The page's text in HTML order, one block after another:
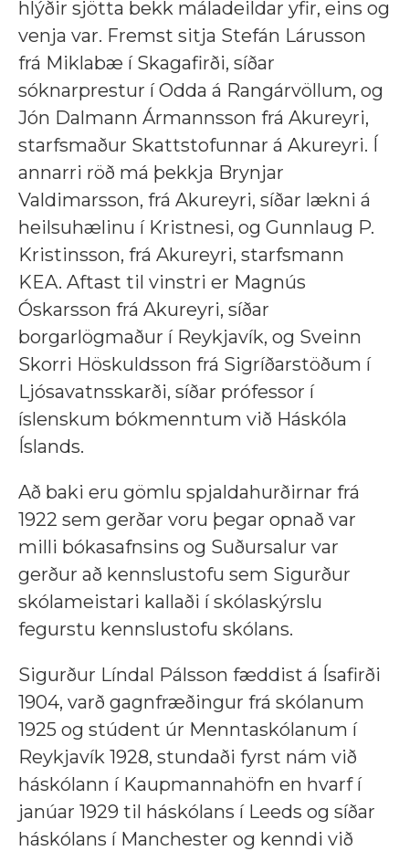
hlýðir sjötta bekk máladeildar yfir, eins og
venja var. Fremst sitja Stefán Lárusson
frá Miklabæ í Skagafirði, síðar
sóknarprestur í Odda á Rangárvöllum, og
Jón Dalmann Ármannsson frá Akureyri,
starfsmaður Skattstofunnar á Akureyri. Í
annarri röð má þekkja Brynjar
Valdimarsson, frá Akureyri, síðar lækni á
heilsuhælinu í Kristnesi, og Gunnlaug P.
Kristinsson, frá Akureyri, starfsmann
KEA. Aftast til vinstri er Magnús
Óskarsson frá Akureyri, síðar
borgarlögmaður í Reykjavík, og Sveinn
Skorri Höskuldsson frá Sigríðarstöðum í
Ljósavatnsskarði, síðar prófessor í
íslenskum bókmenntum við Háskóla
Íslands.
Að baki eru gömlu spjaldahurðirnar frá
1922 sem gerðar voru þegar opnað var
milli bókasafnsins og Suðursalur var
gerður að kennslustofu sem Sigurður
skólameistari kallaði í skólaskýrslu
fegurstu kennslustofu skólans.
Sigurður Líndal Pálsson fæddist á Ísafirði
1904, varð gagnfræðingur frá skólanum
1925 og stúdent úr Menntaskólanum í
Reykjavík 1928, stundaði fyrst nám við
háskólann í Kaupmannahöfn en hvarf í
janúar 1929 til háskólans í Leeds og síðar
háskólans í Manchester og kenndi við